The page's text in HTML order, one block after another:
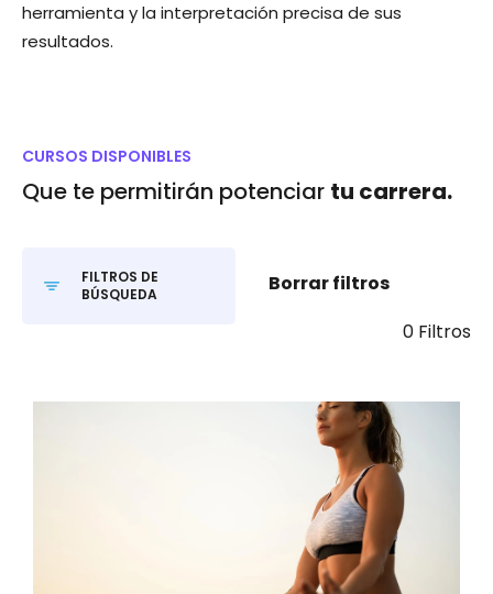
herramienta y la interpretación precisa de sus
resultados.
CURSOS DISPONIBLES
Que te permitirán potenciar tu carrera.
FILTROS DE
BÚSQUEDA
Borrar filtros
0 Filtros